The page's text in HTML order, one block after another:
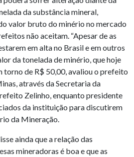
da substância mineral,
valor bruto do minério no mercado
não aceitam. “Apesar de as
em alta no Brasil e em outros
da tonelada de minério, que hoje
torno de R$ 50,00, avaliou o prefeito
através da Secretaria da
Zelinho, enquanto presidente
da instituição para discutirem
da Mineração.
ainda que a relação das
mineradoras é boa e que as